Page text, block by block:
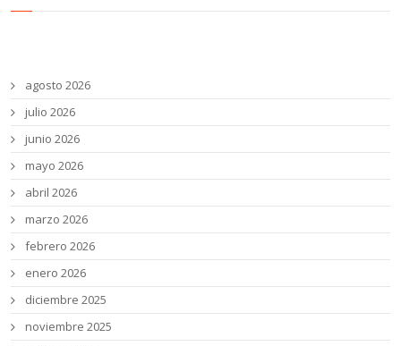
agosto 2026
julio 2026
junio 2026
mayo 2026
abril 2026
marzo 2026
febrero 2026
enero 2026
diciembre 2025
noviembre 2025